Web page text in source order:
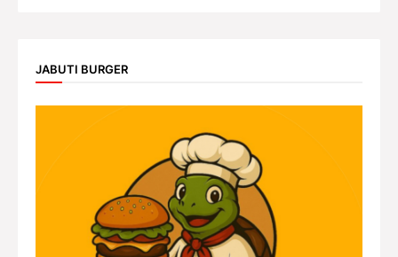
JABUTI BURGER